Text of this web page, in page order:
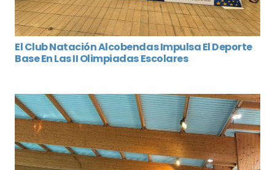
El Club Natación Alcobendas Impulsa El Deporte
Base En Las II Olimpiadas Escolares